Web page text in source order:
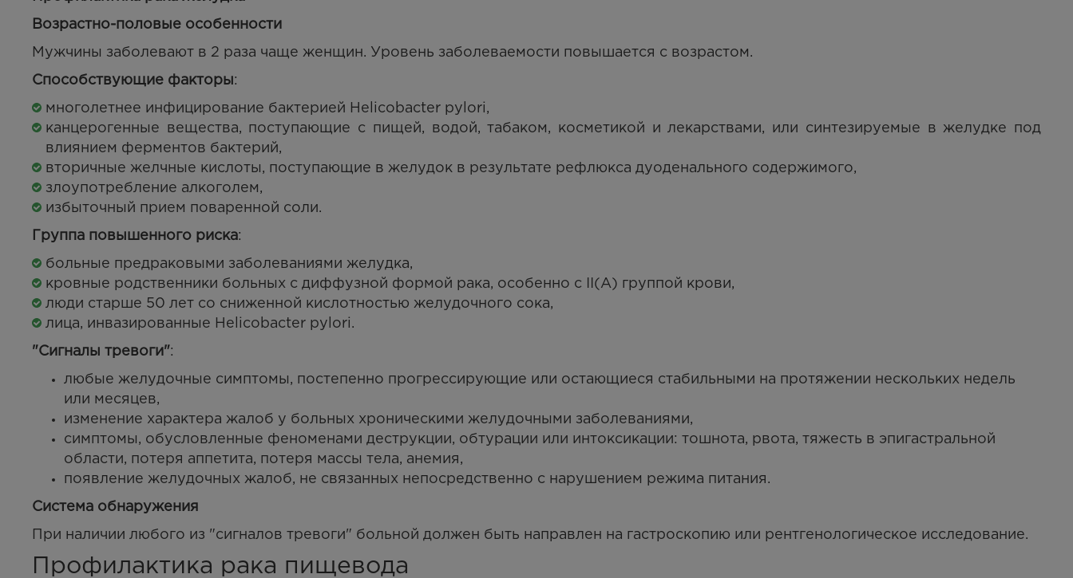
Возрастно-половые особенности
Мужчины заболевают в 2 раза чаще женщин. Уровень заболеваемости повышается с возрастом.
Способствующие факторы:
многолетнее инфицирование бактерией Helicobacter pylori,
канцерогенные вещества, поступающие с пищей, водой, табаком, косметикой и лекарствами, или синтезируемые в желудке под
влиянием ферментов бактерий,
вторичные желчные кислоты, поступающие в желудок в результате рефлюкса дуоденального содержимого,
злоупотребление алкоголем,
избыточный прием поваренной соли.
Группа повышенного риска:
больные предраковыми заболеваниями желудка,
кровные родственники больных с диффузной формой рака, особенно с II(А) группой крови,
люди старше 50 лет со сниженной кислотностью желудочного сока,
лица, инвазированные Helicobacter pylori.
"Сигналы тревоги":
любые желудочные симптомы, постепенно прогрессирующие или остающиеся стабильными на протяжении нескольких недель
или месяцев,
изменение характера жалоб у больных хроническими желудочными заболеваниями,
симптомы, обусловленные феноменами деструкции, обтурации или интоксикации: тошнота, рвота, тяжесть в эпигастральной
области, потеря аппетита, потеря массы тела, анемия,
появление желудочных жалоб, не связанных непосредственно с нарушением режима питания.
Система обнаружения
При наличии любого из "сигналов тревоги" больной должен быть направлен на гастроскопию или рентгенологическое исследование.
Профилактика рака пищевода